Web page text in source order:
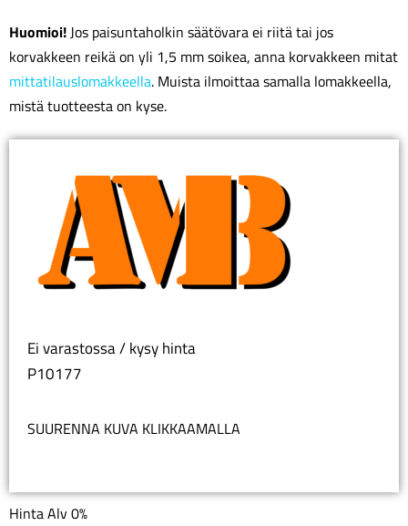
Huomioi!Jos paisuntaholkin säätövara ei riitä tai jos
korvakkeen reikä on yli 1,5 mm soikea, anna korvakkeen mitat
mittatilauslomakkeella. Muista ilmoittaa samalla lomakkeella,
mistä tuotteesta on kyse.
Ei varastossa / kysy hinta
P10177
SUURENNA KUVA KLIKKAAMALLA
Hinta Alv 0%